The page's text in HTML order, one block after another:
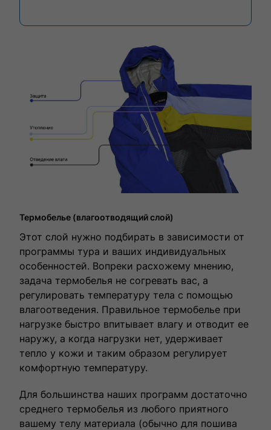
Термобелье (влагоотводящий слой)
Этот слой нужно подбирать в зависимости от
программы тура и ваших индивидуальных
особенностей. Вопреки расхожему мнению,
задача термобелья не согревать вас, а
регулировать температуру тела с помощью
влагоотведения. Правильное термобелье при
нагрузке быстро впитывает влагу и отводит ее
наружу, а когда нагрузки нет, удерживает
тепло у кожи и таким образом регулирует
комфортную температуру.
Для большинства наших программ достаточно
среднего термобелья из любого приятного
вашему телу материала (обычно для пошива